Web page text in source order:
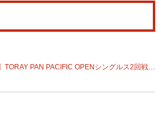
TORAY PAN PACIFIC OPENシングルス2回戦結果